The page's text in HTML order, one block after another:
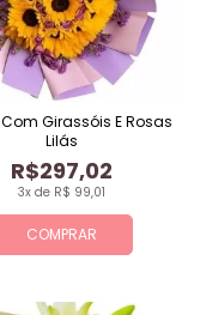
COMPRAR
3x de R$ 99,01
R$297,02
Girassóis E Rosas
Lilás